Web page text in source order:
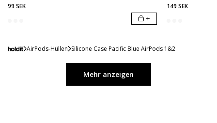
99 SEK
+
149 SEK
AirPods-Hüllen Silicone Case Pacific Blue AirPods 1&2
Mehr anzeigen